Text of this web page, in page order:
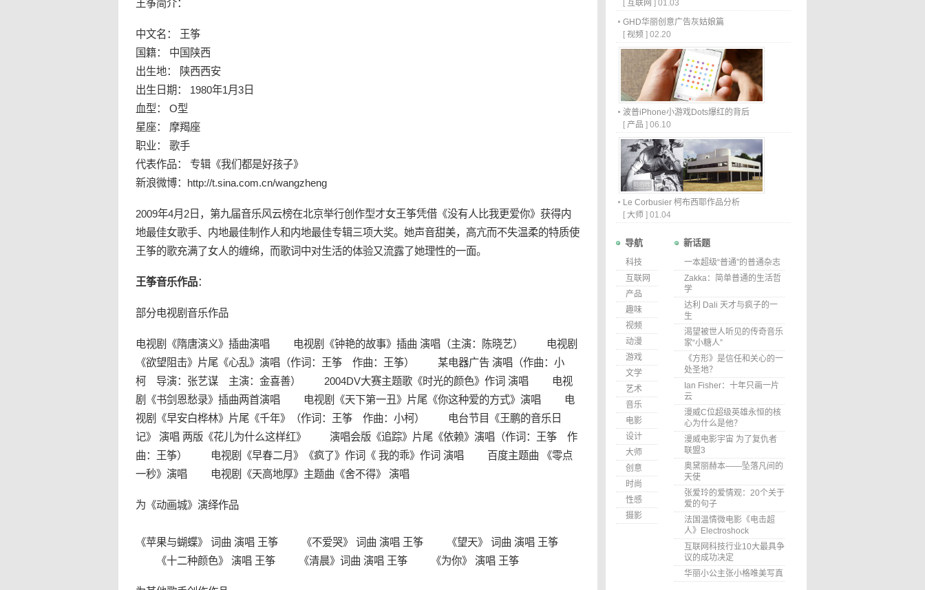
王筝简介：
中文名： 王筝
国籍： 中国陕西
出生地： 陕西西安
出生日期： 1980年1月3日
血型： O型
星座： 摩羯座
职业： 歌手
代表作品： 专辑《我们都是好孩子》
新浪微博： http://t.sina.com.cn/wangzheng
2009年4月2日，第九届音乐风云榜在北京举行创作型才女王筝凭借《没有人比我更爱你》获得内
地最佳女歌手、内地最佳制作人和内地最佳专辑三项大奖。她声音甜美，高亢而不失温柔的特质使
王筝的歌充满了女人的缠绵，而歌词中对生活的体验又流露了她理性的一面。
王筝音乐作品：
部分电视剧音乐作品
电视剧《隋唐演义》插曲演唱 电视剧《钟艳的故事》插曲 演唱（主演：陈晓艺） 电视剧
《欲望阻击》片尾《心乱》演唱（作词：王筝 作曲：王筝） 某电器广告 演唱（作曲：小
柯 导演：张艺谋 主演：金喜善） 2004DV大赛主题歌《时光的颜色》作词 演唱 电视
剧《书剑恩愁录》插曲两首演唱 电视剧《天下第一丑》片尾《你这种爱的方式》演唱 电
视剧《早安白桦林》片尾《千年》（作词：王筝 作曲：小柯） 电台节目《王鹏的音乐日
记》 演唱 两版《花儿为什么这样红》 演唱会版《追踪》片尾《依赖》演唱（作词：王筝 作
曲：王筝） 电视剧《早春二月》《疯了》作词《 我的乖》作词 演唱 百度主题曲 《零点
一秒》演唱 电视剧《天高地厚》主题曲《舍不得》 演唱
为《动画城》演绎作品
《苹果与蝴蝶》 词曲 演唱 王筝 《不爱哭》 词曲 演唱 王筝 《望天》 词曲 演唱 王筝
《十二种颜色》 演唱 王筝 《清晨》词曲 演唱 王筝 《为你》 演唱 王筝
[ 互联网 ] 01.03
GHD华丽创意广告灰姑娘篇
[ 视频 ] 02.20
波普iPhone小游戏Dots爆红的背后
[ 产品 ] 06.10
Le Corbusier 柯布西耶作品分析
[ 大师 ] 01.04
导航
科技
互联网
产品
趣味
视频
动漫
游戏
文学
艺术
音乐
电影
设计
大师
创意
时尚
性感
摄影
新话题
一本超级“普通”的普通杂志
Zakka：简单普通的生活哲
学
达利 Dali 天才与疯子的一
生
渴望被世人听见的传奇音乐
家“小糖人”
《方形》是信任和关心的一
处圣地？
Ian Fisher：十年只画一片
云
漫威C位超级英雄永恒的核
心为什么是他？
漫威电影宇宙 为了复仇者
联盟3
奥黛丽赫本——坠落凡间的
天使
张爱玲的爱情观：20个关于
爱的句子
法国温情微电影《电击超
人》Electroshock
互联网科技行业10大最具争
议的成功决定
华丽小公主张小格唯美写真